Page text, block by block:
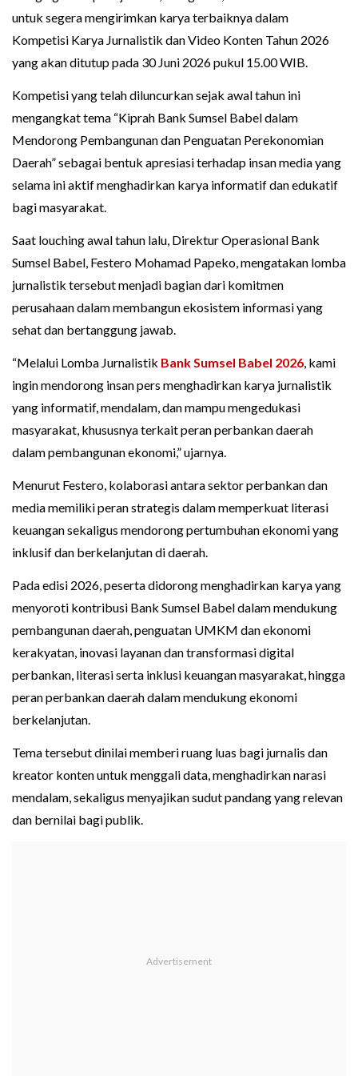
untuk segera mengirimkan karya terbaiknya dalam
Kompetisi Karya Jurnalistik dan Video Konten Tahun 2026
yang akan ditutup pada 30 Juni 2026 pukul 15.00 WIB.
Kompetisi yang telah diluncurkan sejak awal tahun ini
mengangkat tema “Kiprah Bank Sumsel Babel dalam
Mendorong Pembangunan dan Penguatan Perekonomian
Daerah” sebagai bentuk apresiasi terhadap insan media yang
selama ini aktif menghadirkan karya informatif dan edukatif
bagi masyarakat.
Saat louching awal tahun lalu, Direktur Operasional Bank
Sumsel Babel, Festero Mohamad Papeko, mengatakan lomba
jurnalistik tersebut menjadi bagian dari komitmen
perusahaan dalam membangun ekosistem informasi yang
sehat dan bertanggung jawab.
“Melalui Lomba Jurnalistik Bank Sumsel Babel 2026, kami
ingin mendorong insan pers menghadirkan karya jurnalistik
yang informatif, mendalam, dan mampu mengedukasi
masyarakat, khususnya terkait peran perbankan daerah
dalam pembangunan ekonomi,” ujarnya.
Menurut Festero, kolaborasi antara sektor perbankan dan
media memiliki peran strategis dalam memperkuat literasi
keuangan sekaligus mendorong pertumbuhan ekonomi yang
inklusif dan berkelanjutan di daerah.
Pada edisi 2026, peserta didorong menghadirkan karya yang
menyoroti kontribusi Bank Sumsel Babel dalam mendukung
pembangunan daerah, penguatan UMKM dan ekonomi
kerakyatan, inovasi layanan dan transformasi digital
perbankan, literasi serta inklusi keuangan masyarakat, hingga
peran perbankan daerah dalam mendukung ekonomi
berkelanjutan.
Tema tersebut dinilai memberi ruang luas bagi jurnalis dan
kreator konten untuk menggali data, menghadirkan narasi
mendalam, sekaligus menyajikan sudut pandang yang relevan
dan bernilai bagi publik.